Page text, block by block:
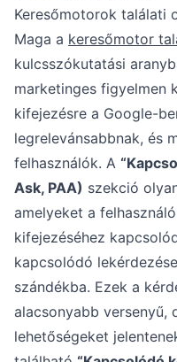
Keresőmotorok találati
Maga a keresőmotor
kulcsszókutatási
marketinges figyelmen
kifejezésre a Google-
legrelevánsabbnak, és
felhasználók. A
Ask, PAA) szekció
amelyeket a
kifejezéséhez
kapcsolódó
szándékba. Ezek a
alacsonyabb versenyű,
lehetőségeket